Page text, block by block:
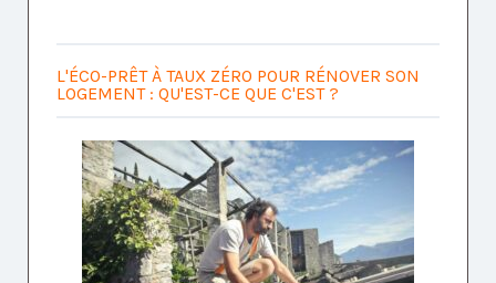
L'ÉCO-PRÊT À TAUX ZÉRO POUR RÉNOVER SON
LOGEMENT : QU'EST-CE QUE C'EST ?